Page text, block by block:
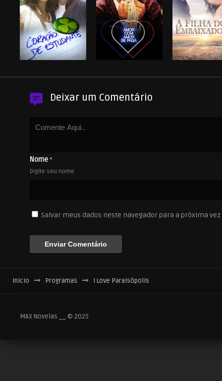
Deixar um Comentário
Nome*
Digite seu nome
Salvar meus dados neste navegador para a próxima
Inicio Programas I Love Paraisópolis
MAX Novelas __ © 2025